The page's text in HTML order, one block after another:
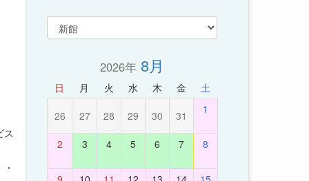
ス
2026年 8月
日 月 火 水 木 金 土
26 27 28 29 30 31 1
2 3 4 5 6 7 8